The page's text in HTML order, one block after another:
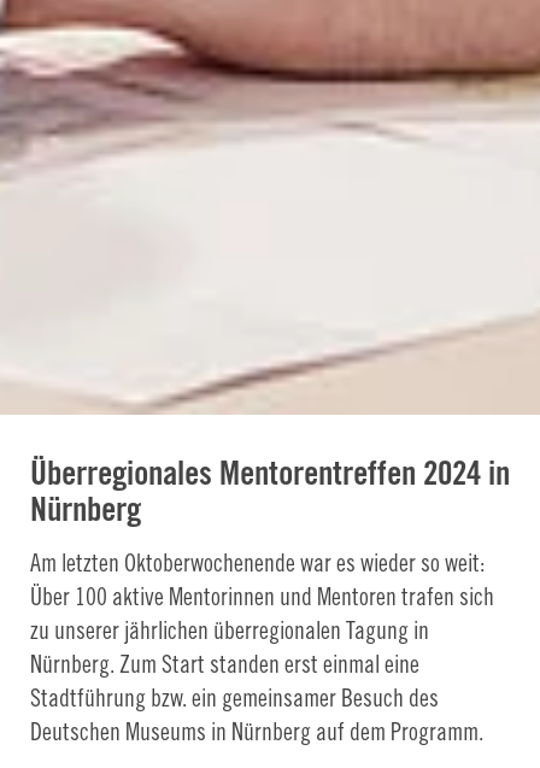
Überregionales Mentorentreffen 2024 in
Nürnberg
Am letzten Oktoberwochenende war es wieder so weit:
Über 100 aktive Mentorinnen und Mentoren trafen sich
zu unserer jährlichen überregionalen Tagung in
Nürnberg. Zum Start standen erst einmal eine
Stadtführung bzw. ein gemeinsamer Besuch des
Deutschen Museums in Nürnberg auf dem Programm.